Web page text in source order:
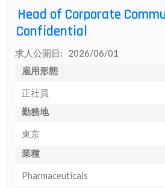
Head of Corporate
Confidential
求人公開日: 2026/06/01
雇用形態
正社員
勤務地
東京
業種
Pharmaceuticals